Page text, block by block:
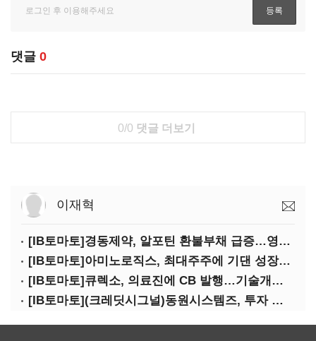
댓글 0
0/0 댓글 더보기
이재혁
[IB토마토]경동제약, 알포틴 환불부채 급증…영업이익 30% 잠식
[IB토마토]아미노로직스, 최대주주에 기댄 성장…높은 의존도 '양날의 검'
[IB토마토]큐렉소, 의료진에 CB 발행…기술개발 명분 뒤 보상 논란
[IB토마토](크레딧시그널)동원시스템즈, 투자 속도 조절이 만든 재무 안정화